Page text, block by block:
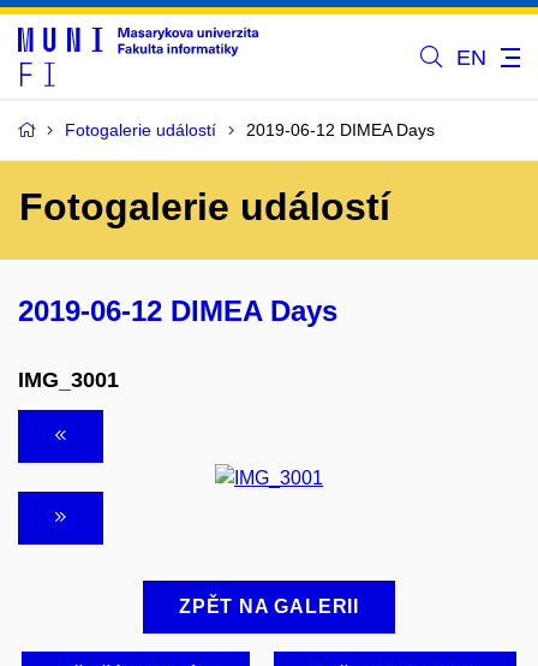
EN
Fotogalerie událostí 2019-06-12 DIMEA Days
Fotogalerie událostí
2019-06-12 DIMEA Days
IMG_3001
ZPĚT NA GALERII